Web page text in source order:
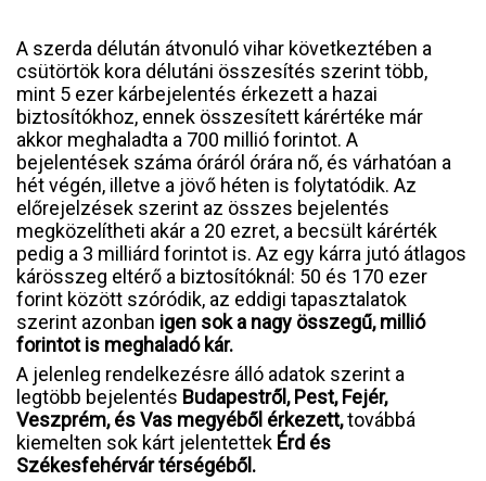
A szerda délután átvonuló vihar következtében a
csütörtök kora délutáni összesítés szerint több,
mint 5 ezer kárbejelentés érkezett a hazai
biztosítókhoz, ennek összesített kárértéke már
akkor meghaladta a 700 millió forintot. A
bejelentések száma óráról órára nő, és várhatóan a
hét végén, illetve a jövő héten is folytatódik. Az
előrejelzések szerint az összes bejelentés
megközelítheti akár a 20 ezret, a becsült kárérték
pedig a 3 milliárd forintot is. Az egy kárra jutó átlagos
kárösszeg eltérő a biztosítóknál: 50 és 170 ezer
forint között szóródik, az eddigi tapasztalatok
szerint azonban igen sok a nagy összegű, millió
forintot is meghaladó kár.
A jelenleg rendelkezésre álló adatok szerint a
legtöbb bejelentés Budapestről, Pest, Fejér,
Veszprém, és Vas megyéből érkezett,továbbá
kiemelten sok kárt jelentettek Érd és
Székesfehérvár térségéből.